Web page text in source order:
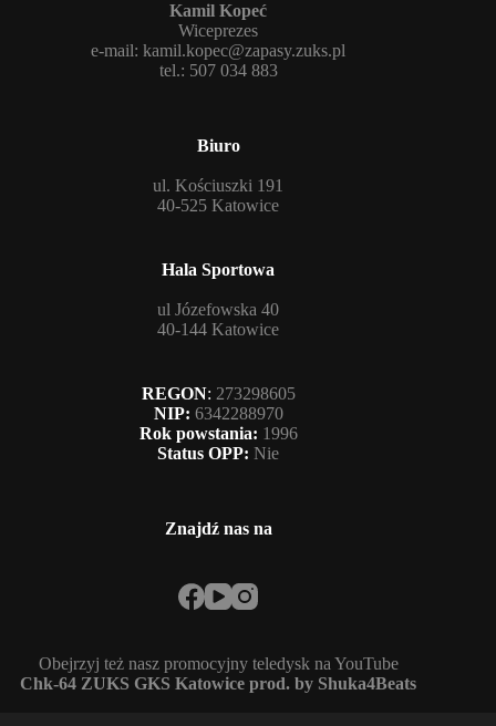
Kamil Kopeć
Wiceprezes
e-mail:kamil.kopec@zapasy.zuks.pl
tel.: 507 034 883
Biuro
ul. Kościuszki 191
40-525 Katowice
Hala Sportowa
ul Józefowska 40
40-144 Katowice
REGON: 273298605
NIP: 6342288970
Rok powstania: 1996
Status OPP: Nie
Znajdź nas na
Obejrzyj też nasz promocyjny teledysk na YouTube
Chk-64 ZUKS GKS Katowice prod. by Shuka4Beats